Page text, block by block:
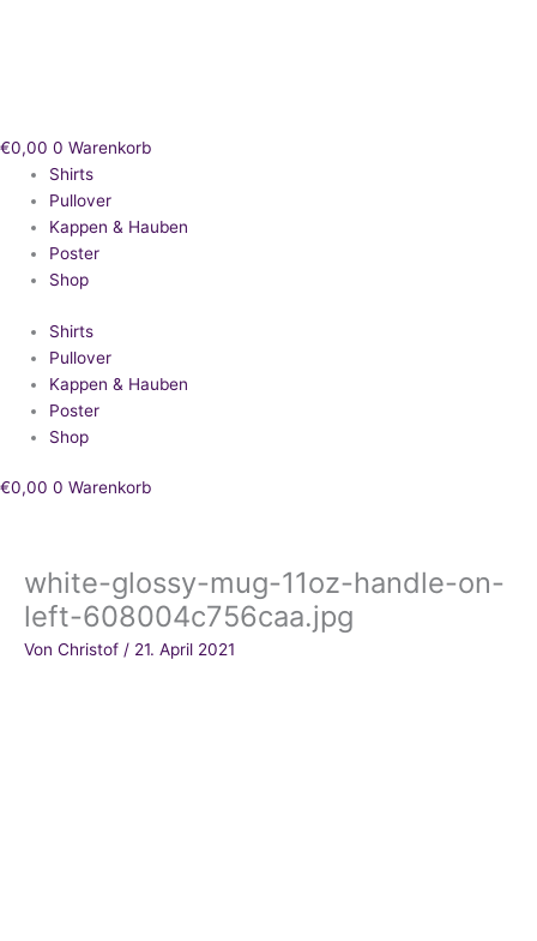
€0,00 0 Warenkorb
Shirts
Pullover
Kappen & Hauben
Poster
Shop
Shirts
Pullover
Kappen & Hauben
Poster
Shop
€0,00 0 Warenkorb
white-glossy-mug-11oz-handle-on-
left-608004c756caa.jpg
Von Christof / 21. April 2021